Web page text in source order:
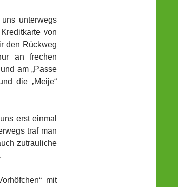
unterwegs
von
den Rückweg
an frechen
am „Passe
die „Meije“
erst einmal
traf man
zutrauliche
mit